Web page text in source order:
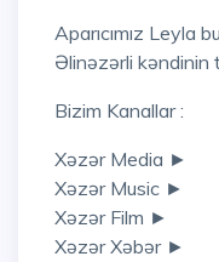
Aparıcımız Leyla bu dəfə bizi Beyləqan rayonunun
Əlinəzərli kəndinin
Bizim Kanallar :
Xəzər Media ►
Xəzər Music ►
Xəzər Film ►
Xəzər Xəbər ►